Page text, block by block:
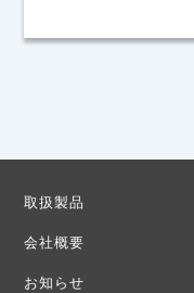
取扱製品
会社概要
お知らせ